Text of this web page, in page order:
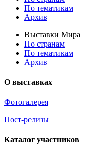
По тематикам
Архив
Выставки Мира
По странам
По тематикам
Архив
О выставках
Фотогалерея
Пост-релизы
Каталог участников